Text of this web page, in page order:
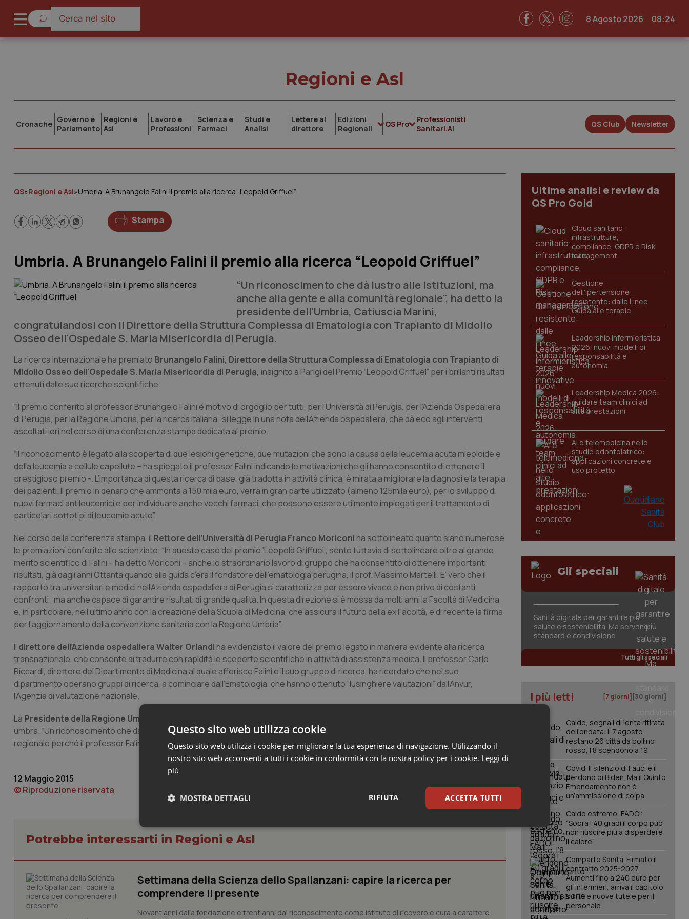
8 Agosto 2026 08:24
Regioni e Asl
Cronache Governo e
Parlamento
Regioni e
Asl
Lavoro e
Professioni
Scienza e
Farmaci
Studi e
Analisi
Lettere al
direttore
Edizioni
Regionali
QS Pro
Professionisti
Sanitari.AI
QS Club Newsletter
QS»Regioni e Asl»Umbria. A Brunangelo Falini il premio alla ricerca “Leopold Griffuel”
Stampa
Umbria. A Brunangelo Falini il premio alla ricerca “Leopold Griffuel”
“Un riconoscimento che dà lustro alle Istituzioni, ma
anche alla gente e alla comunità regionale", ha detto la
presidente dell'Umbria, Catiuscia Marini,
congratulandosi con il Direttore della Struttura Complessa di Ematologia con Trapianto di Midollo
Osseo dell'Ospedale S. Maria Misericordia di Perugia.
La ricerca internazionale ha premiato Brunangelo Falini, Direttore della Struttura Complessa di Ematologia con Trapianto di
Midollo Osseo dell'Ospedale S. Maria Misericordia di Perugia, insignito a Parigi del Premio “Leopold Griffuel” per i brillanti risultati
ottenuti dalle sue ricerche scientifiche.
“Il premio conferito al professor Brunangelo Falini è motivo di orgoglio per tutti, per l’Università di Perugia, per l’Azienda Ospedaliera
di Perugia, per la Regione Umbria, per la ricerca italiana”, si legge in una nota dell’Azienda ospedaliera, che dà eco agli interventi
ascoltati ieri nel corso di una conferenza stampa dedicata al premio.
“Il riconoscimento è legato alla scoperta di due lesioni genetiche, due mutazioni che sono la causa della leucemia acuta mieoloide e
della leucemia a cellule capellute – ha spiegato il professor Falini indicando le motivazioni che gli hanno consentito di ottenere il
prestigioso premio -. L’importanza di questa ricerca di base, già tradotta in attività clinica, è mirata a migliorare la diagnosi e la terapia
dei pazienti. Il premio in denaro che ammonta a 150 mila euro, verrà in gran parte utilizzato (almeno 125mila euro), per lo sviluppo di
nuovi farmaci antileucemici e per individuare anche vecchi farmaci, che possono essere utilmente impiegati per il trattamento di
particolari sottotipi di leucemie acute”.
Nel corso della conferenza stampa, il Rettore dell’Università di Perugia Franco Moriconi ha sottolineato quanto siano numerose
le premiazioni conferite allo scienziato: “In questo caso del premio ‘Leopold Griffuel’, sento tuttavia di sottolineare oltre al grande
merito scientifico di Falini – ha detto Moriconi – anche lo straordinario lavoro di gruppo che ha consentito di ottenere importanti
risultati, già dagli anni Ottanta quando alla guida c’era il fondatore dell’ematologia perugina, il prof. Massimo Martelli. E’ vero che il
rapporto tra universitari e medici nell’Azienda ospedaliera di Perugia si caratterizza per essere vivace e non privo di costanti
confronti , ma anche capace di garantire risultati di grande qualità. In questa direzione si è mossa da molti anni la Facoltà di Medicina
e, in particolare, nell’ultimo anno con la creazione della Scuola di Medicina, che assicura il futuro della ex Facoltà, e di recente la firma
per l’aggiornamento della convenzione sanitaria con la Regione Umbria”.
Il direttore dell’Azienda ospedaliera Walter Orlandi ha evidenziato il valore del premio legato in maniera evidente alla ricerca
transnazionale, che consente di tradurre con rapidità le scoperte scientifiche in attività di assistenza medica. Il professor Carlo
Riccardi, direttore del Dipartimento di Medicina al quale afferisce Falini e il suo gruppo di ricerca, ha ricordato che nel suo
dipartimento operano gruppi di ricerca, a cominciare dall’Ematologia, che hanno ottenuto “lusinghiere valutazioni” dall’Anvur,
l’Agenzia di valutazione nazionale.
La Presidente della Regione Umbria, Catiuscia Marini,
umbra. “Un riconoscimento che dà lustro alle Istituzioni, ma – ha concluso la Presidente Marini – anche alla gente e alla comunità
regionale perché il professor Falini è riuscito a esportare in tutto il mondo anche le sue profonde radici perugine e umbre”.
12 Maggio 2015
© Riproduzione riservata
Potrebbe interessarti in Regioni e Asl
Settimana della Scienza dello Spallanzani: capire la ricerca per
comprendere il presente
Novant'anni dalla fondazione e trent'anni dal riconoscimento come Istituto di ricovero e cura a carattere
Ultime analisi e review da
QS Pro Gold
Cloud sanitario:
infrastrutture,
compliance, GDPR e Risk
management
Gestione
dell'Ipertensione
resistente: dalle Linee
Guida alle terapie
innovative
Leadership Infermieristica
2026: nuovi modelli di
responsabilità e
autonomia
Leadership Medica 2026:
guidare team clinici ad
alte prestazioni
AI e telemedicina nello
studio odontoiatrico:
applicazioni concrete e
uso protetto
Gli speciali
Sanità digitale per garantire più
salute e sostenibilità. Ma servono
standard e condivisione
Tutti gli speciali
I più letti [7 giorni] [30 giorni]
Caldo, segnali di lenta ritirata
dell'ondata: il 7 agosto
restano 26 città da bollino
rosso, l'8 scendono a 19
Covid. Il silenzio di Fauci e il
perdono di Biden. Ma il Quinto
Emendamento non è
un’ammissione di colpa
Caldo estremo, FADOI:
“Sopra i 40 gradi il corpo può
non riuscire più a disperdere
il calore”
Comparto Sanità. Firmato il
contratto 2025-2027.
Aumenti fino a 240 euro per
gli infermieri, arriva il capitolo
sull'IA e nuove tutele per il
personale
Questo sito web utilizza cookie
Questo sito web utilizza i cookie per migliorare la tua esperienza di navigazione. Utilizzando il
nostro sito web acconsenti a tutti i cookie in conformità con la nostra policy per i cookie. Leggi di
più
ACCETTA TUTTI
RIFIUTA
MOSTRA DETTAGLI
Necessari Statistici Marketing